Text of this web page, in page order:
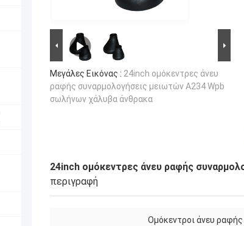
Μεγάλες Εικόνας : 24inch ομόκεντρες άνευ
ραφής συναρμολογήσεις μειωτών A234 Wpb
σωλήνων χάλυβα άνθρακα
24inch ομόκεντρες άνευ ραφής
περιγραφή
Ομόκεντροι άνευ ραφής